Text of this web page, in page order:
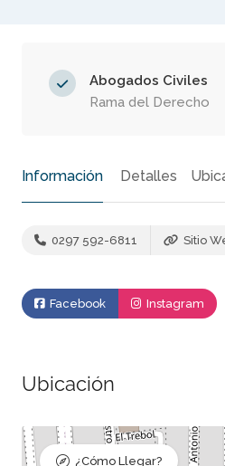
Abogados Civiles
Rama del Derecho
Información Detalles
0297 592-6811 Sitio
Facebook Instagram
Ubicación
¿Cómo Llegar?